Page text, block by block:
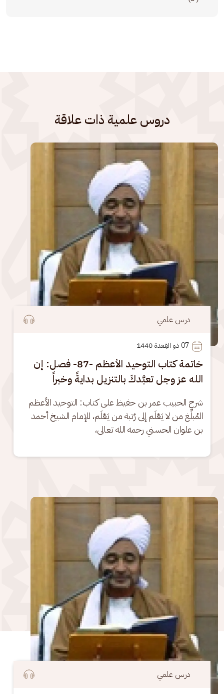
دروس علمية ذات علاقة
الصورة
درس علمي
07
خاتمة كتاب التوحيد الأعظم -87- فصل: إن
الله عز وجل تعبَّدكَ بالتنزيل بدايةً وخبراً
شرح الحبيب عمر بن حفيظ على كتاب: التوحيد الأعظم
المُبلِّغ من لا يَعْلَم إلى رُتبة من يَعْلَم، للإمام الشيخ أحمد
بن علوان الحسني رحمه الله تعالى،
الصورة
درس علمي